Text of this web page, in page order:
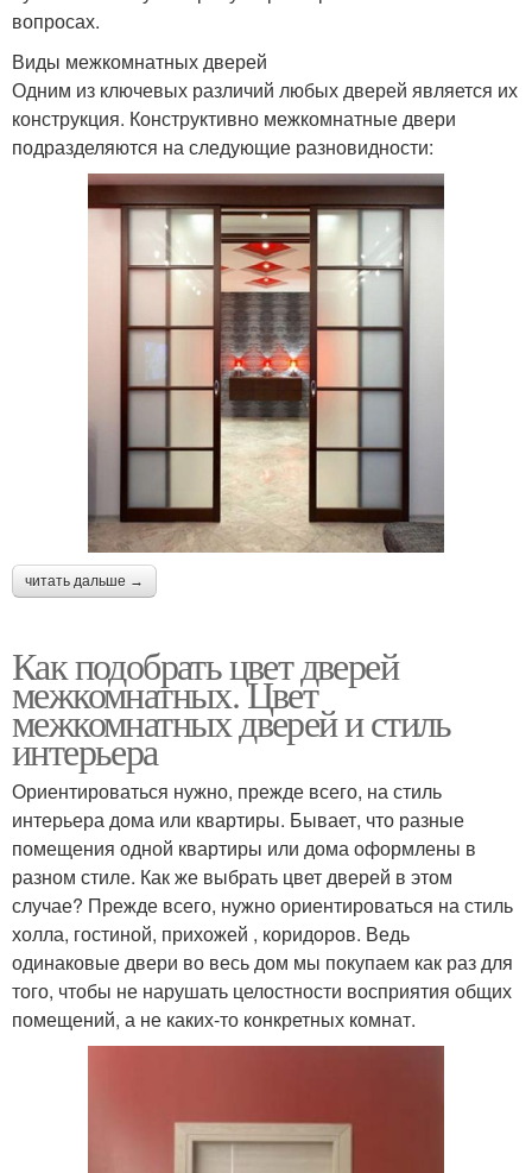
вопросах.
Виды межкомнатных дверей
Одним из ключевых различий любых дверей является их
конструкция. Конструктивно межкомнатные двери
подразделяются на следующие разновидности:
читать дальше →
Как подобрать цвет дверей
межкомнатных. Цвет
межкомнатных дверей и стиль
интерьера
Ориентироваться нужно, прежде всего, на стиль
интерьера дома или квартиры. Бывает, что разные
помещения одной квартиры или дома оформлены в
разном стиле. Как же выбрать цвет дверей в этом
случае? Прежде всего, нужно ориентироваться на стиль
холла, гостиной, прихожей , коридоров. Ведь
одинаковые двери во весь дом мы покупаем как раз для
того, чтобы не нарушать целостности восприятия общих
помещений, а не каких-то конкретных комнат.